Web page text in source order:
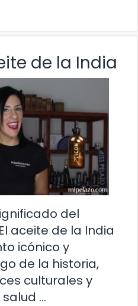
de la India
del
aceite de la India
icónico y
de la historia,
culturales y
…